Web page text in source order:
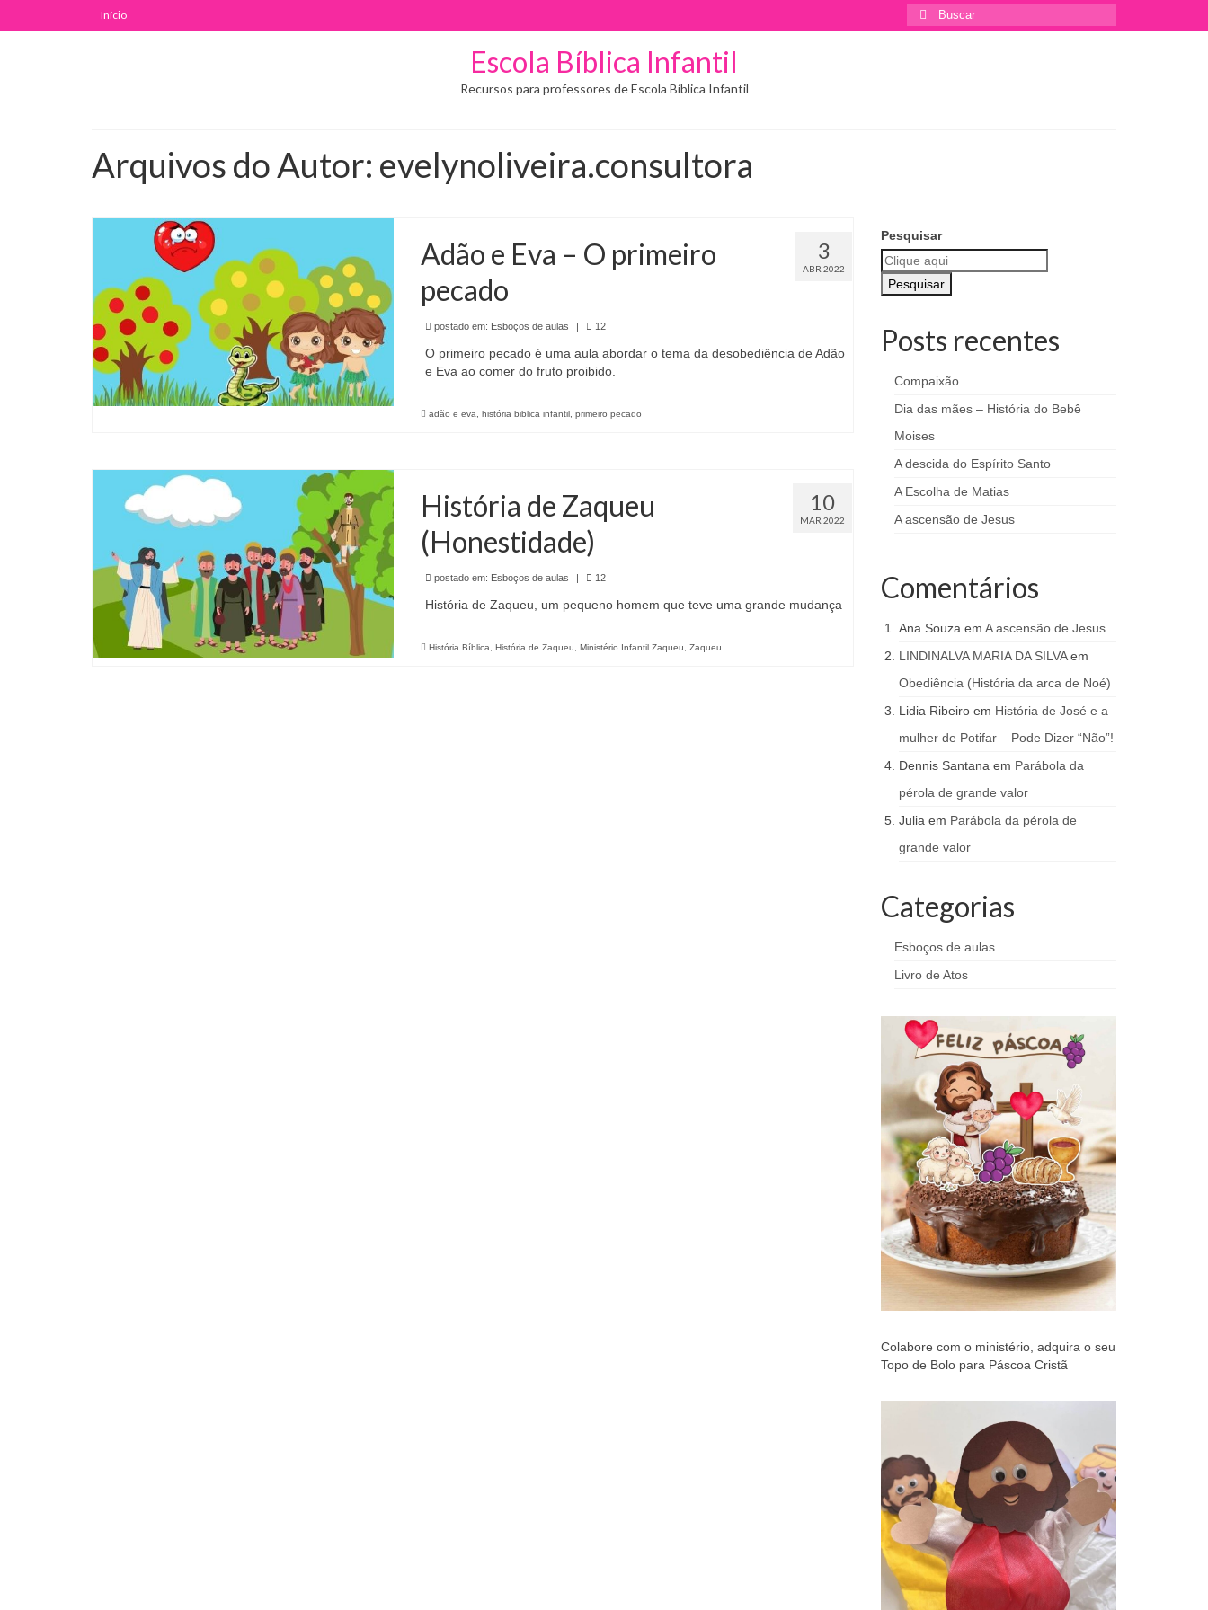
Início
Buscar
por:
Escola Bíblica Infantil
Recursos para professores de Escola Bíblica Infantil
Arquivos do Autor: evelynoliveira.consultora
3
ABR 2022
Adão e Eva – O primeiro
pecado
postado em: Esboços de aulas | 12
O primeiro pecado é uma aula abordar o tema da desobediência de Adão
e Eva ao comer do fruto proibido.
adão e eva história biblica infantil, primeiro pecado
10
MAR 2022
História de Zaqueu
(Honestidade)
postado em: Esboços de aulas | 12
História de Zaqueu, um pequeno homem que teve uma grande mudança
História Bíblica História de Zaqueu Ministério Infantil Zaqueu Zaqueu
Pesquisar
Pesquisar
Posts recentes
Compaixão
Dia das mães – História do Bebê
Moises
A descida do Espírito Santo
A Escolha de Matias
A ascensão de Jesus
Comentários
Ana Souza em A ascensão de Jesus
LINDINALVA MARIA DA SILVAem
Obediência (História da arca de Noé)
Lidia Ribeiroem História de José e a
mulher de Potifar – Pode Dizer “Não”!
Dennis Santana em Parábola da
pérola de grande valor
Julia em Parábola da pérola de
grande valor
Categorias
Esboços de aulas
Livro de Atos
Colabore com o ministério, adquira o seu
Topo de Bolo para Páscoa Cristã